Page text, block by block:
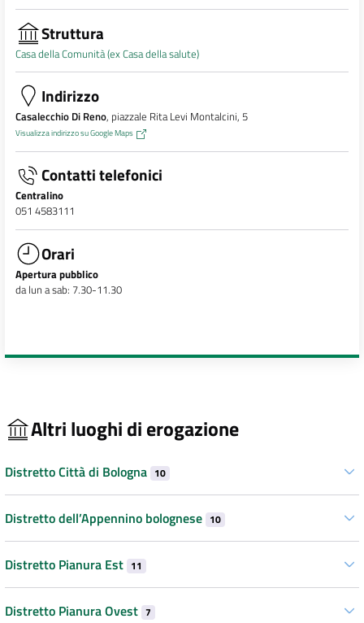
Struttura
Casa della Comunità (ex Casa della salute)
Indirizzo
Casalecchio Di Reno, piazzale Rita Levi Montalcini, 5
Visualizza indirizzo su Google Maps
Contatti telefonici
Centralino
051 4583111
Orari
Apertura pubblico
da lun a sab: 7.30-11.30
Altri luoghi di erogazione
Distretto Città di Bologna 10
Distretto dell’Appennino bolognese 10
Distretto Pianura Est 11
Distretto Pianura Ovest 7